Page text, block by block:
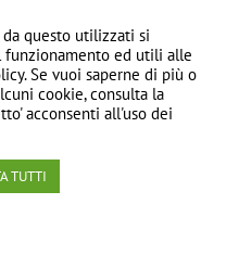
vita notturna;
un comune distinto
questo utilizzati si
funzionamento ed utili alle
Se vuoi saperne di più o
cookie, consulta la
acconsenti all'uso dei
TUTTI